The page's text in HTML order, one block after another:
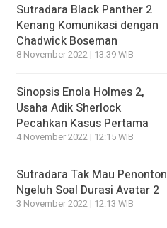
Sutradara Black Panther 2
Kenang Komunikasi dengan
Chadwick Boseman
8 November 2022 | 13:39 WIB
Sinopsis Enola Holmes 2,
Usaha Adik Sherlock
Pecahkan Kasus Pertama
4 November 2022 | 12:15 WIB
Sutradara Tak Mau Penonton
Ngeluh Soal Durasi Avatar 2
3 November 2022 | 12:13 WIB